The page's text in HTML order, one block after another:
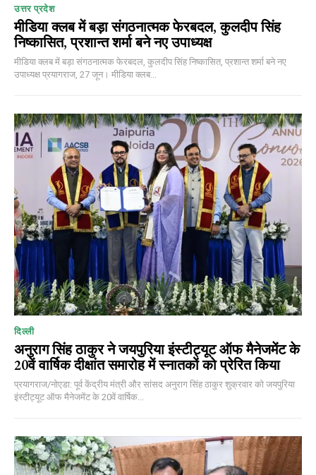
उत्तर प्रदेश
मीडिया क्लब में बड़ा संगठनात्मक फेरबदल, कुलदीप सिंह
निष्कासित, प्रशान्त शर्मा बने नए उपाध्यक्ष
मीडिया क्लब में बड़ा संगठनात्मक फेरबदल, कुलदीप सिंह निष्कासित, प्रशान्त शर्मा बने नए
उपाध्यक्ष प्रयागराज, 27 जून। मीडिया क्लब...
दिल्ली
अनुराग सिंह ठाकुर ने जयपुरिया इंस्टीट्यूट ऑफ मैनेजमेंट के
20वें वार्षिक दीक्षांत समारोह में स्नातकों को प्रेरित किया
प्रयागराज/नोएडा: पूर्व केंद्रीय मंत्री और सांसद अनुराग सिंह ठाकुर शुक्रवार को जयपुरिया
इंस्टीट्यूट ऑफ मैनेजमेंट के 20वें वार्षिक...